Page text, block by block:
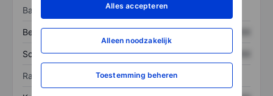
Alles accepteren
Alleen noodzakelijk
Toestemming beheren
Balans
Bezittingen XXXXXXX XXXXXXX
Schulden XXXXXXX XXXXXXX
Ratio's